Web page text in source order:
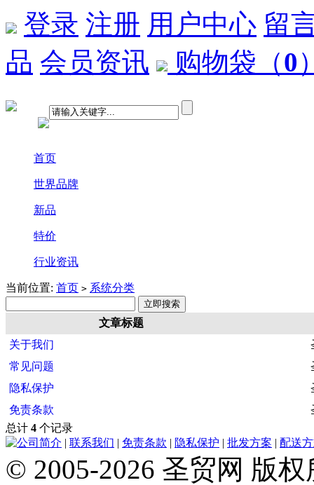
登录 注册 用户中心 留
品 会员资讯 购物袋 （0
首页
世界品牌
新品
特价
行业资讯
当前位置: 首页 > 系统分类
文章标题
关于我们
常见问题
隐私保护
免责条款
总计 4 个记录
公司简介 | 联系我们 | 免责条款 | 隐私保护 | 批发方案 | 配送
© 2005-2026 圣贸网 版